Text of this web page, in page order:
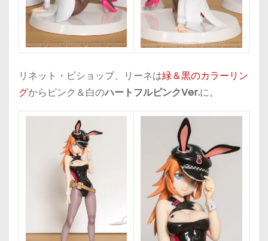
リネット・ビショップ、リーネは緑＆黒のカラーリン
グからピンク＆白のハートフルピンクVer.に。